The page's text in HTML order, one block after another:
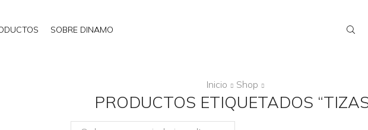
SOBRE DINAMO
Inicio Shop
PRODUCTOS ETIQUETADOS